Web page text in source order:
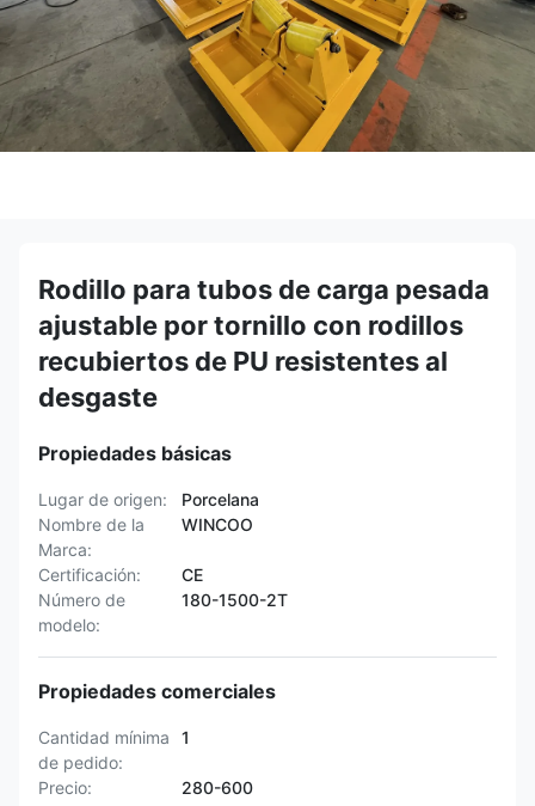
Rodillo para tubos de carga pesada
ajustable por tornillo con rodillos
recubiertos de PU resistentes al
desgaste
Propiedades básicas
Lugar de origen:
Porcelana
Nombre de la
Marca:
WINCOO
Certificación:
CE
Número de
modelo:
180-1500-2T
Propiedades comerciales
Cantidad mínima
de pedido:
1
Precio: 280-600